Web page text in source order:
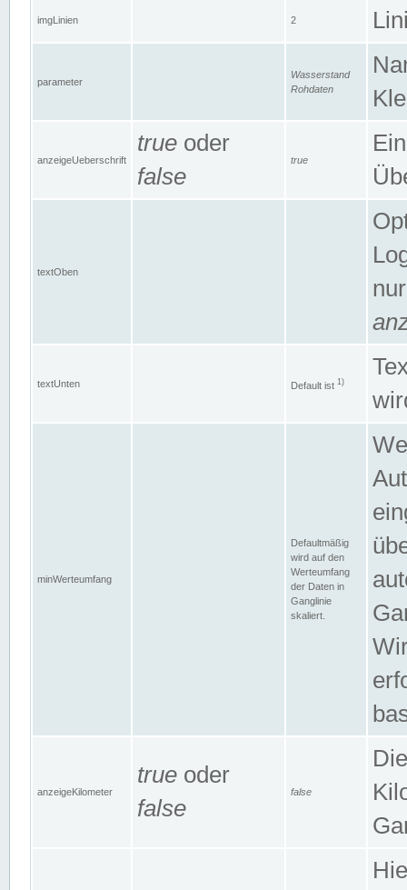
imgLinien 2
parameter
Wasserstand
Rohdaten
anzeigeUeberschrift
true oder
false
true
textOben
textUnten Default ist 1)
minWerteumfang
Defaultmäßig
wird auf den
Werteumfang
der Daten in
Ganglinie
skaliert.
anzeigeKilometer
true oder
false
false